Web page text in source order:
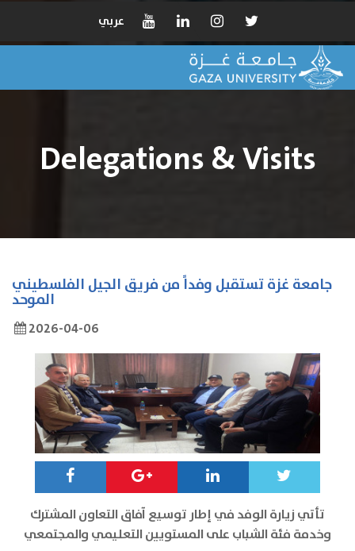
عربي
Delegations & Visits
جامعة غزة تستقبل وفداً من فريق الجيل الفلسطيني
الموحد
2026-04-06
تأتي زيارة الوفد في إطار توسيع آفاق التعاون المشترك
وخدمة فئة الشباب على المستويين التعليمي والمجتمعي